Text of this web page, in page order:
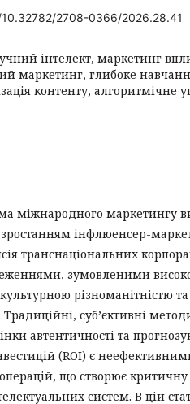
2708-0366/2026.28.41
інтелект, маркетинг
маркетинг, глибоке
контенту, алгоритмічне
міжнародного маркетингу
інфлюенсер-
транснаціональних
зумовленими
різноманітністю
суб’єктивні
автентичності та
(ROI) є
що створює критичну
систем. В цій